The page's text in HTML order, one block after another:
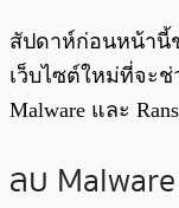
พร้อมเล่น
สัปดาห์ก่อนหน้านี้
เว็บไซต์ใหม่ที่จะ
Malware และ
ลบ Malware